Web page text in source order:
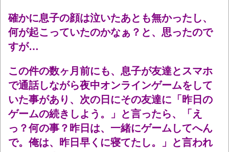
確かに息子の顔は泣いたあとも無かったし、
何が起こっていたのかなぁ？と、思ったので
すが…
この件の数ヶ月前にも、息子が友達とスマホ
で通話しながら夜中オンラインゲームをして
いた事があり、次の日にその友達に「昨日の
ゲームの続きしよう。」と言ったら、「え
っ？何の事？昨日は、一緒にゲームしてへん
で。俺は、昨日早くに寝てたし。」と言われ